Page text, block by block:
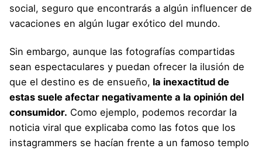
social, seguro que encontrarás a algún influencer de
vacaciones en algún lugar exótico del mundo.
Sin embargo, aunque las fotografías compartidas
sean espectaculares y puedan ofrecer la ilusión de
que el destino es de ensueño, la inexactitud de
estas suele afectar negativamente a la opinión del
consumidor. Como ejemplo, podemos recordar la
noticia viral que explicaba como las fotos que los
instagrammers se hacían frente a un famoso templo